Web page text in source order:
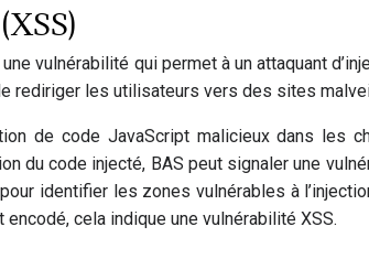
vulnérabilité qui permet à un attaquant
rediriger les utilisateurs vers des sites
de code JavaScript malicieux dans
du code injecté, BAS peut signaler une
identifier les zones vulnérables à
cela indique une vulnérabilité XSS.